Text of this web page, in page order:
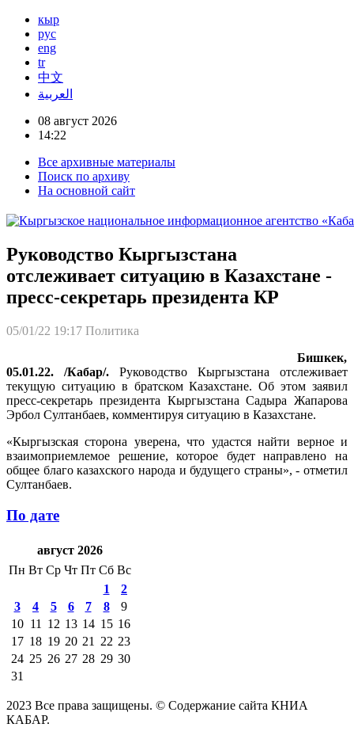
кыр
рус
eng
tr
中文
العربية
08 август 2026
14:22
Все архивные материалы
Поиск по архиву
На основной сайт
Руководство Кыргызстана
отслеживает ситуацию в Казахстане -
пресс-секретарь президента КР
05/01/22 19:17 Политика
Бишкек,
05.01.22. /Кабар/. Руководство Кыргызстана отслеживает
текущую ситуацию в братском Казахстане. Об этом заявил
пресс-секретарь президента Кыргызстана Садыра Жапарова
Эрбол Султанбаев, комментируя ситуацию в Казахстане.
«Кыргызская сторона уверена, что удастся найти верное и
взаимоприемлемое решение, которое будет направлено на
общее благо казахского народа и будущего страны», - отметил
Султанбаев.
По дате
август 2026
Пн Вт Ср Чт Пт Сб Вс
1
2
3
4 5 6 7 8
9
10 11 12 13 14 15 16
17 18 19 20 21 22 23
24 25 26 27 28 29 30
31
2023 Все права защищены. © Содержание сайта КНИА
КАБАР.